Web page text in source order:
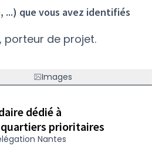
...) que vous avez identifiés
porteur de projet.
Images
dédié à
prioritaires
Nantes